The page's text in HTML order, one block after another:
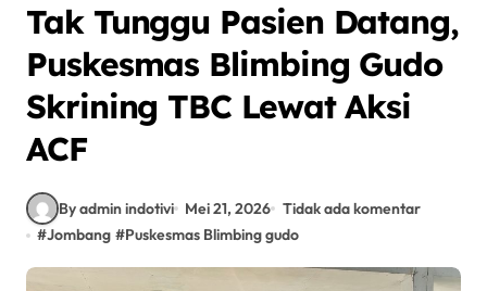
Tak Tunggu Pasien Datang,
Puskesmas Blimbing Gudo
Skrining TBC Lewat Aksi
ACF
By admin indotivi Mei 21, 2026 Tidak ada komentar
#Jombang #Puskesmas Blimbing gudo